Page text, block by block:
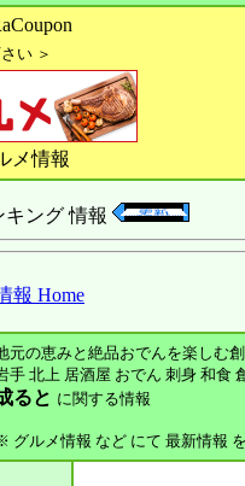
い ＞
メ情報
キング 情報
報 Home
元の恵みと絶品おでんを楽しむ
手 北上 居酒屋 おでん 刺身 和食
ると に関する情報
グルメ情報 など にて 最新情報